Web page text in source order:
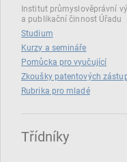
Institut průmyslověprávní
a publikační činnost Úřadu
Studium
Kurzy a semináře
Pomůcka pro vyučující
Zkoušky patentových
Rubrika pro mladé
Třídníky